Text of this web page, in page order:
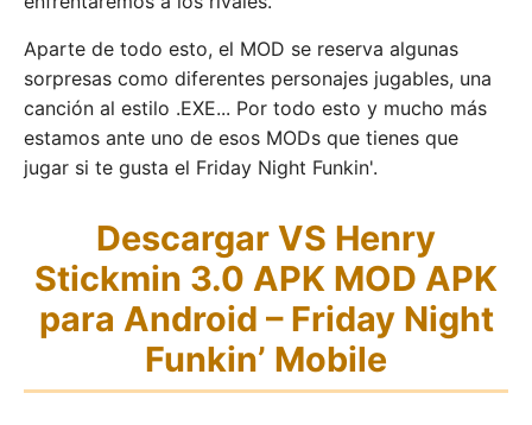
Aparte de todo esto, el MOD se reserva algunas
sorpresas como diferentes personajes jugables, una
canción al estilo .EXE... Por todo esto y mucho más
estamos ante uno de esos MODs que tienes que
jugar si te gusta el Friday Night Funkin'.
Descargar VS Henry
Stickmin 3.0 APK MOD APK
para Android – Friday Night
Funkin’ Mobile